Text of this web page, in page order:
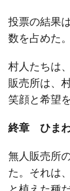
投票の結果
数を占めた。
村人たちは
販売所は、
笑顔と希望
終章 ひま
無人販売所
た。それは